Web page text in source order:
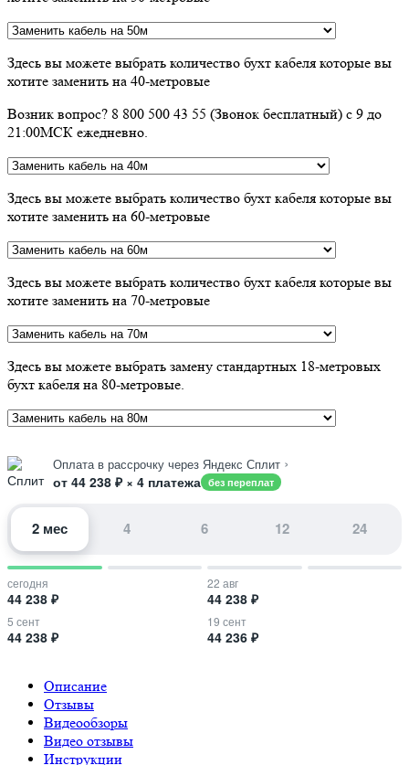
Здесь вы можете выбрать количество бухт кабеля которые вы
хотите заменить на 40-метровые
Возник вопрос? 8 800 500 43 55 (Звонок бесплатный) с 9 до
21:00МСК ежедневно.
Здесь вы можете выбрать количество бухт кабеля которые вы
хотите заменить на 60-метровые
Здесь вы можете выбрать количество бухт кабеля которые вы
хотите заменить на 70-метровые
Здесь вы можете выбрать замену стандартных 18-метровых
бухт кабеля на 80-метровые.
Оплата в рассрочку через Яндекс Сплит ›
от 44 238 ₽ × 4 платежа без переплат
2 мес 4 6 12 24
сегодня
44 238 ₽
22 авг
44 238 ₽
5 сент
44 238 ₽
19 сент
44 236 ₽
Описание
Отзывы
Видеообзоры
Видео отзывы
Инструкции